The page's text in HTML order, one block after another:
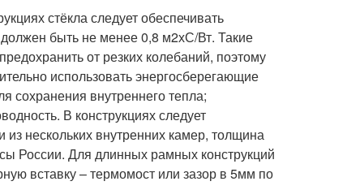
стёкла следует обеспечивать
быть не менее 0,8 м2хС/Вт. Такие
от резких колебаний, поэтому
использовать энергосберегающие
сохранения внутреннего тепла;
В конструкциях следует
нескольких внутренних камер, толщина
России. Для длинных рамных конструкций
вставку – термомост или зазор в 5мм по